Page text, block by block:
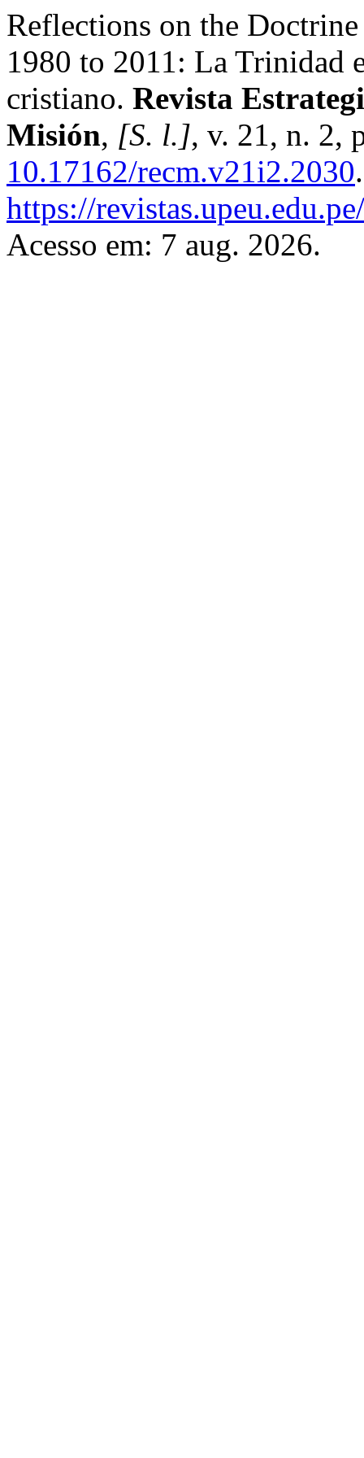
Reflections on the
1980 to 2011: La Trinidad
cristiano. Revista
Misión, [S. l.], v. 21, n. 2,
10.17162/recm.v21i2.2030
https://
Acesso em: 7 aug. 2026.